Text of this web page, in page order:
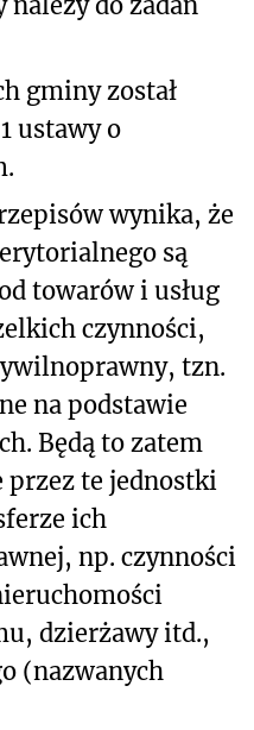
gminy został
ustawy o
wynika, że
są
towarów i usług
czynności,
tzn.
na podstawie
Będą to zatem
te jednostki
ich
np. czynności
dzierżawy itd.,
(nazwanych